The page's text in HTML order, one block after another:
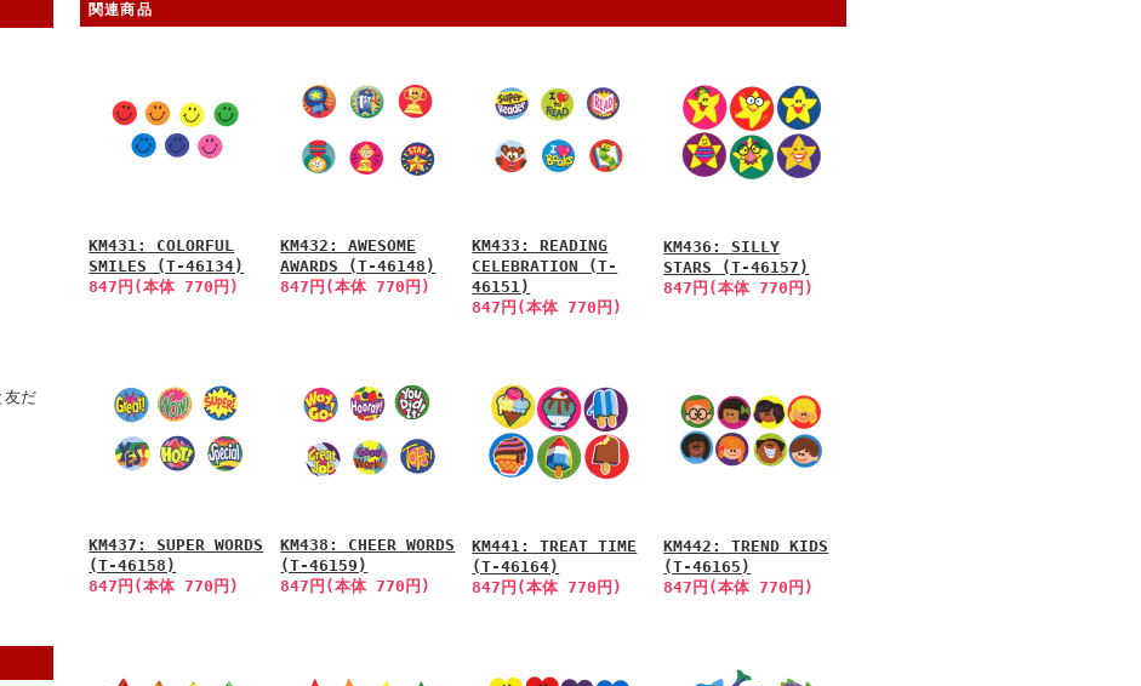
だ
関連商品
KM431: COLORFUL
SMILES (T-46134)
847円(本体 770円)
KM432: AWESOME
AWARDS (T-46148)
847円(本体 770円)
KM433: READING
CELEBRATION (T-
46151)
847円(本体 770円)
KM436: SILLY
STARS (T-46157)
847円(本体 770円)
KM437: SUPER WORDS
(T-46158)
847円(本体 770円)
KM438: CHEER WORDS
(T-46159)
847円(本体 770円)
KM441: TREAT TIME
(T-46164)
847円(本体 770円)
KM442: TREND KIDS
(T-46165)
847円(本体 770円)